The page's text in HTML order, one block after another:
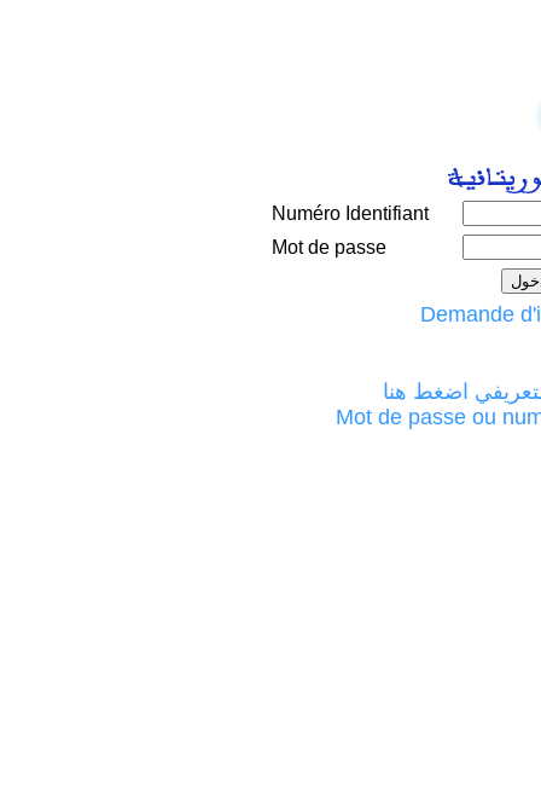
Numéro Identifiant
Mot de passe
اضغط هنا
Mot de passe ou